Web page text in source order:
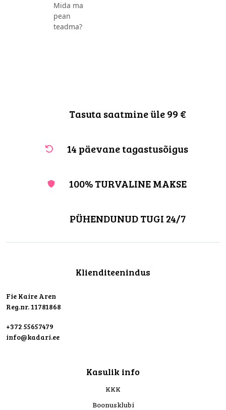
Mida ma
pean
teadma?
Tasuta saatmine üle 99 €
14 päevane tagastusõigus
100% TURVALINE MAKSE
PÜHENDUNUD TUGI 24/7
Klienditeenindus
Fie Kaire Aren
Reg.nr. 11781868
+372 55657479
info@kadari.ee
Kasulik info
KKK
Boonusklubi